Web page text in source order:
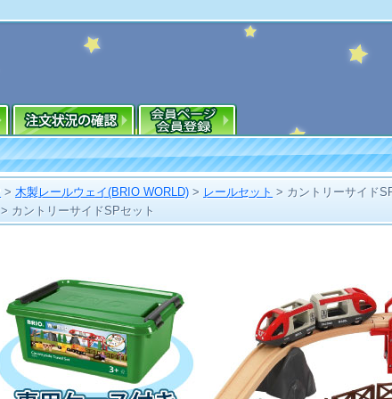
> 木製レールウェイ(BRIO WORLD) > レールセット > カントリーサイド
> カントリーサイドSPセット